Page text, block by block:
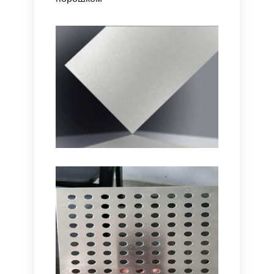
Здатністю
надвисокою відбивною здатністю з
коефіцієнтом відбиття видимої
області 95–98%., низький розкид
(TIS <1%), та рекомендації щодо
специфікацій для BRDF, спектральні
криві та покриття.
Алюмінієвий Лист З
Дослідіть алюмінієві листи з білим
порошковим покриттям з чудовою
стійкістю до погоди, Захист
подряпин, і плавна обробка - це для
архітектури, вивіска, та промислове
Анодована Алюмінієва
Пластина
Ця стаття досліджує повний обсяг
анодованої алюмінієвої пластини,
Від технічних основ до промислових
додатків. Це пояснює